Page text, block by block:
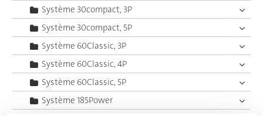
Système 30compact, 3P
Système 30compact, 5P
Système 60Classic, 3P
Système 60Classic, 4P
Système 60Classic, 5P
Système 185Power